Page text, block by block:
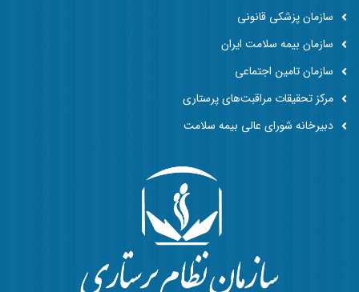
سازمان پزشکی قانونی
سازمان بیمه سلامت ایران
سازمان تامین اجتماعی
مرکز تحقیقات مراقبت‌های پرستاری
دبیرخانه شورای عالی بیمه سلامت